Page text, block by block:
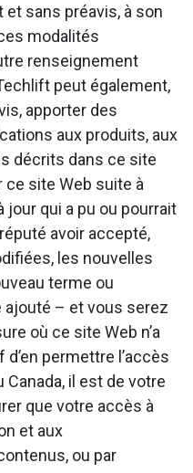
sans préavis, à son
modalités
renseignement
peut également,
apporter des
aux produits, aux
décrits dans ce site
ce site Web suite à
qui a pu ou pourrait
avoir accepté,
les nouvelles
terme ou
ajouté – et vous serez
où ce site Web n’a
permettre l’accès
Canada, il est de votre
que votre accès à
et aux
ou par